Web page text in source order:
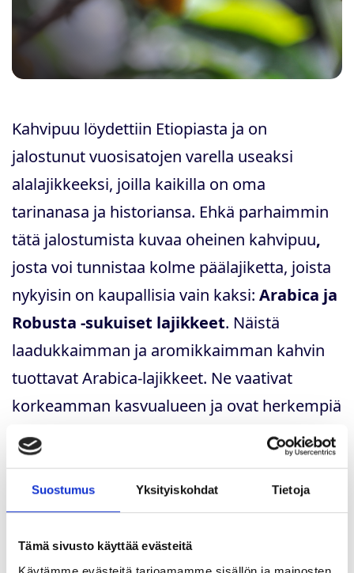
Suostumus Yksityiskohdat Tietoja
Tämä sivusto käyttää evästeitä
Kahvipuu löydettiin Etiopiasta ja on
jalostunut vuosisatojen varella useaksi
alalajikkeeksi, joilla kaikilla on oma
tarinanasa ja historiansa. Ehkä parhaimmin
tätä jalostumista kuvaa oheinen kahvipuu,
josta voi tunnistaa kolme päälajiketta, joista
nykyisin on kaupallisia vain kaksi: Arabica ja
Robusta -sukuiset lajikkeet. Näistä
laadukkaimman ja aromikkaimman kahvin
tuottavat Arabica-lajikkeet. Ne vaativat
korkeamman kasvualueen ja ovat herkempiä
ilmastovaihteluille, mutta tuloksena on
enemmän aromikkuutta ja vähemmän
kofeiinia. Robusta-lajikkeet menestyvät
vaihtelevissa sääolosuhteissa paremmin ja
tuottavat satoa enemmän. Robusta-lajikkeet